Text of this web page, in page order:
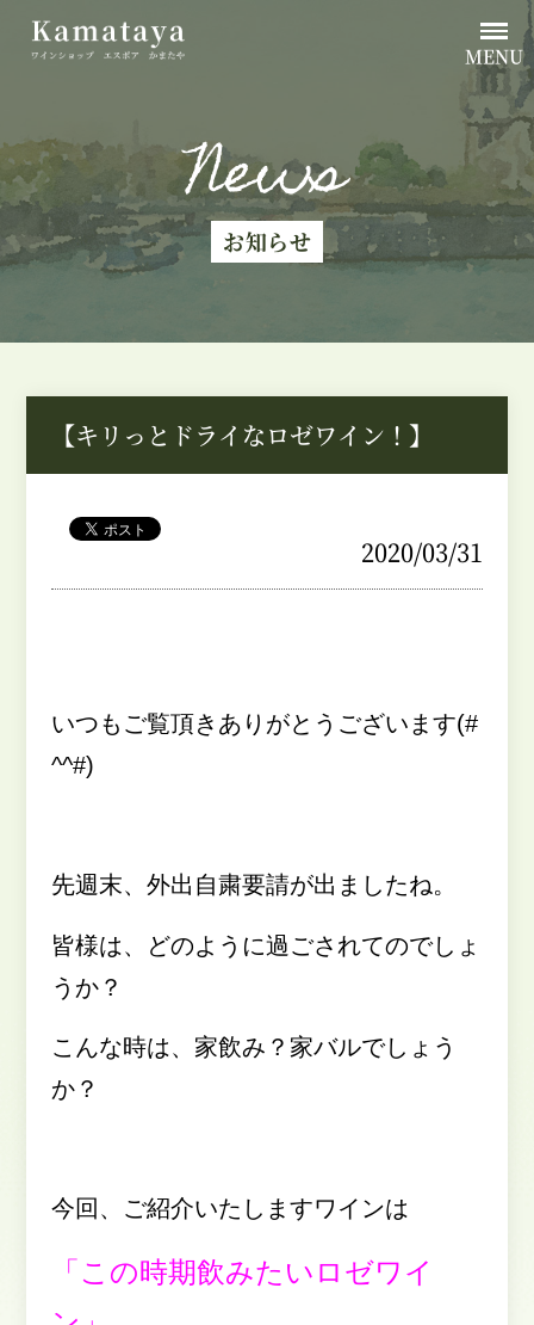
MENU
News
お知らせ
【キリっとドライなロゼワイン！】
2020/03/31
いつもご覧頂きありがとうございます(#
^^#)
先週末、外出自粛要請が出ましたね。
皆様は、どのように過ごされてのでしょ
うか？
こんな時は、家飲み？家バルでしょう
か？
今回、ご紹介いたしますワインは
「この時期飲みたいロゼワイ